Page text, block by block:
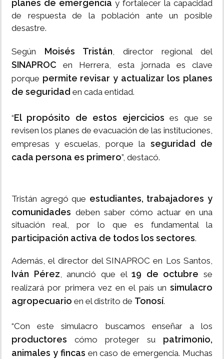
planes de emergencia y fortalecer la capacidad
de respuesta de la población ante un posible
desastre.
Según Moisés Tristán, director regional del
SINAPROC en Herrera, esta jornada es clave
porque permite revisar y actualizar los planes
de seguridad en cada entidad.
“El propósito de estos ejercicios es que se
revisen los planes de evacuación de las instituciones,
empresas y escuelas, porque la seguridad de
cada persona es primero”, destacó.
Tristán agregó que estudiantes, trabajadores y
comunidades deben saber cómo actuar en una
situación real, por lo que es fundamental la
participación activa de todos los sectores.
Además, el director del SINAPROC en Los Santos,
Iván Pérez, anunció que el19 de octubre se
realizará por primera vez en el país un simulacro
agropecuario en el distrito de Tonosí.
“Con este simulacro buscamos enseñar a los
productores cómo proteger su patrimonio,
animales y fincas en caso de emergencia. Muchas